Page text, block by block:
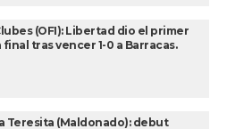
(OFI): Libertad dio el primer
final tras vencer 1-0 a Barracas.
Teresita (Maldonado): debut